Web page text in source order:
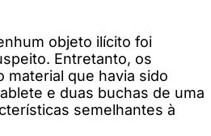
objeto ilícito foi
Entretanto, os
material que havia sido
e duas buchas de uma
semelhantes à